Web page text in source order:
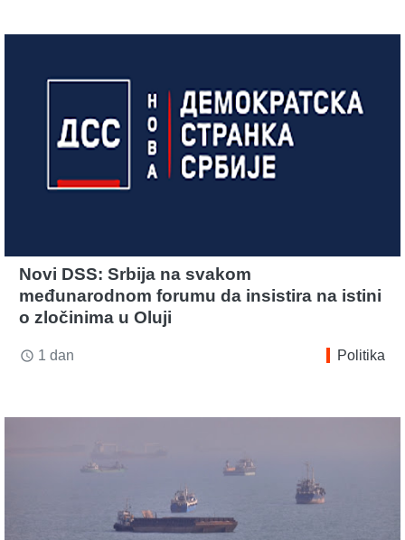
Novi DSS: Srbija na svakom
međunarodnom forumu da insistira na istini
o zločinima u Oluji
access_time 1 dan Politika